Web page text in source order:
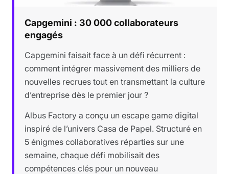
Capgemini : 30 000 collaborateurs
engagés
Capgemini faisait face à un défi récurrent :
comment intégrer massivement des milliers de
nouvelles recrues tout en transmettant la culture
d’entreprise dès le premier jour ?
Albus Factory a conçu un escape game digital
inspiré de l’univers Casa de Papel. Structuré en
5 énigmes collaboratives réparties sur une
semaine, chaque défi mobilisait des
compétences clés pour un nouveau